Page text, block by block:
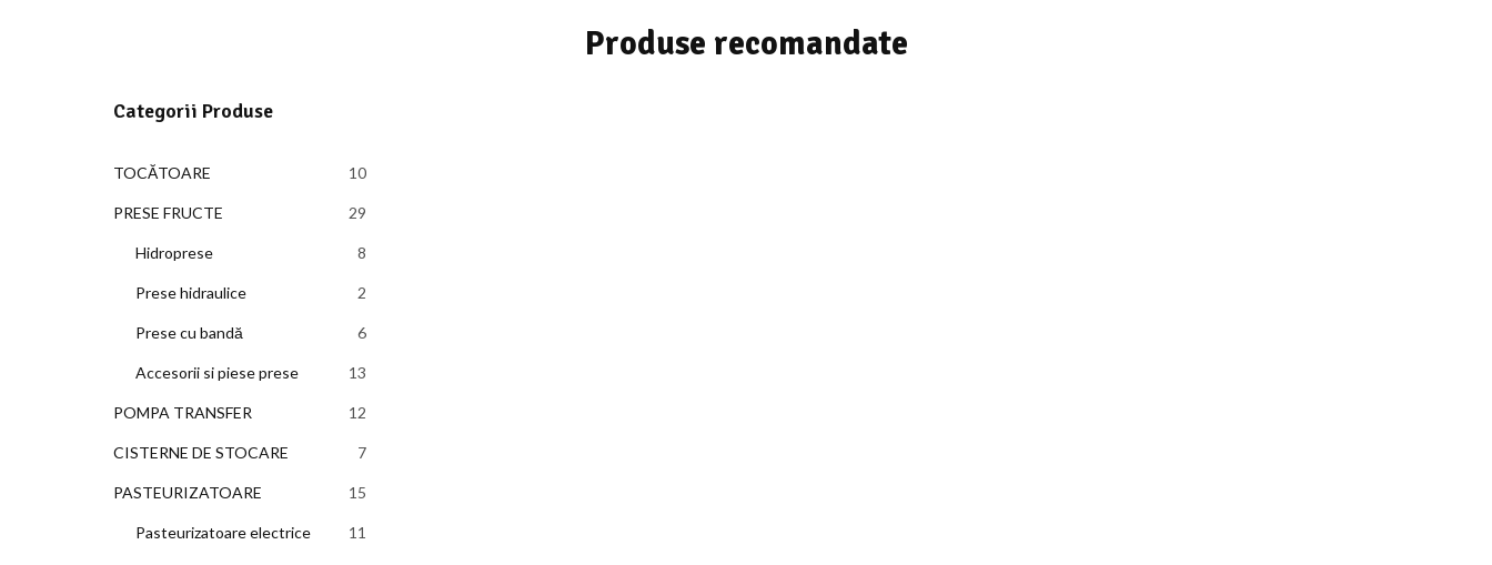
Produse recomandate
Categorii Produse
TOCĂTOARE 10
PRESE FRUCTE 29
Hidroprese 8
Prese hidraulice 2
Prese cu bandă 6
Accesorii si piese prese 13
POMPA TRANSFER 12
CISTERNE DE STOCARE 7
PASTEURIZATOARE 15
Pasteurizatoare electrice 11